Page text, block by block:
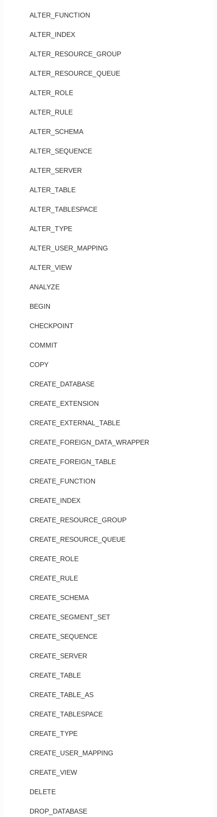
ALTER_FUNCTION
ALTER_INDEX
ALTER_RESOURCE_GROUP
ALTER_RESOURCE_QUEUE
ALTER_ROLE
ALTER_RULE
ALTER_SCHEMA
ALTER_SEQUENCE
ALTER_SERVER
ALTER_TABLE
ALTER_TABLESPACE
ALTER_TYPE
ALTER_USER_MAPPING
ALTER_VIEW
ANALYZE
BEGIN
CHECKPOINT
COMMIT
COPY
CREATE_DATABASE
CREATE_EXTENSION
CREATE_EXTERNAL_TABLE
CREATE_FOREIGN_DATA_WRAPPER
CREATE_FOREIGN_TABLE
CREATE_FUNCTION
CREATE_INDEX
CREATE_RESOURCE_GROUP
CREATE_RESOURCE_QUEUE
CREATE_ROLE
CREATE_RULE
CREATE_SCHEMA
CREATE_SEGMENT_SET
CREATE_SEQUENCE
CREATE_SERVER
CREATE_TABLE
CREATE_TABLE_AS
CREATE_TABLESPACE
CREATE_TYPE
CREATE_USER_MAPPING
CREATE_VIEW
DELETE
DROP_DATABASE